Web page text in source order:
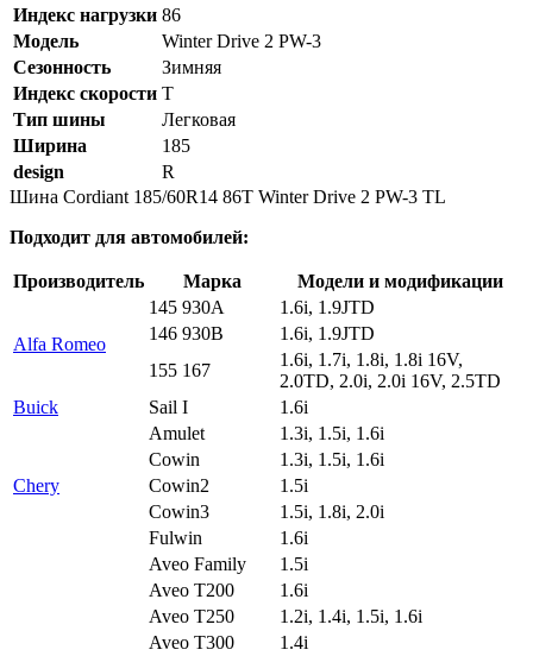
Индекс нагрузки 86
Модель
Winter Drive 2 PW-3
Сезонность
Зимняя
Индекс скорости T
Тип шины
Легковая
Ширина
185
design
R
Шина Cordiant 185/60R14 86T Winter Drive 2 PW-3 TL
Подходит для автомобилей:
Производитель Марка Модели и модификации
Alfa Romeo
145 930A
1.6i, 1.9JTD
146 930B
1.6i, 1.9JTD
155 167
1.6i, 1.7i, 1.8i, 1.8i 16V,
2.0TD, 2.0i, 2.0i 16V, 2.5TD
Buick
Sail I 1.6i
Chery
Amulet
1.3i, 1.5i, 1.6i
Cowin
1.3i, 1.5i, 1.6i
Cowin2
1.5i
Cowin3
1.5i, 1.8i, 2.0i
Fulwin
1.6i
Aveo Family
1.5i
Aveo T200
1.6i
Aveo T250
1.2i, 1.4i, 1.5i, 1.6i
Aveo T300
1.4i